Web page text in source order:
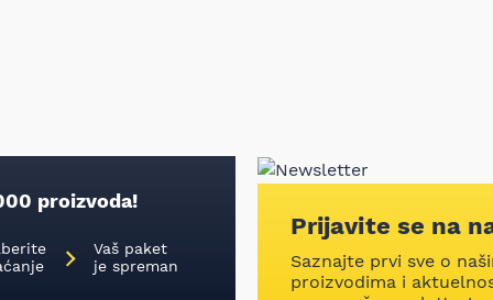
proizvoda!
Vaš paket
je spreman
Prijavite se na
Saznajte prvi sve o
proizvodima i